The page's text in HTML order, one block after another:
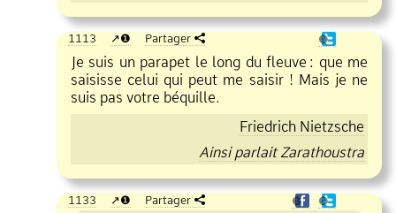
1113 ❶ Partager ❶
Je suis un parapet le long du fleuve : que me
saisisse celui qui peut me saisir ! Mais je ne
suis pas votre béquille.
Friedrich Nietzsche
Ainsi parlait Zarathoustra
1133 ❶ Partager ❶ ❶